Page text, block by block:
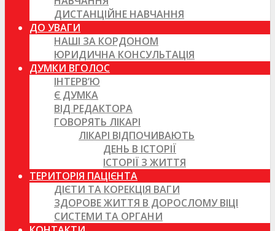
ДИСТАНЦІЙНЕ НАВЧАННЯ
ДО УВАГИ
НАШІ ЗА КОРДОНОМ
ЮРИДИЧНА КОНСУЛЬТАЦІЯ
ДУМКИ ВГОЛОС
ІНТЕРВ’Ю
Є ДУМКА
ВІД РЕДАКТОРА
ГОВОРЯТЬ ЛІКАРІ
ЛІКАРІ ВІДПОЧИВАЮТЬ
ДЕНЬ В ІСТОРІЇ
ІСТОРІЇ З ЖИТТЯ
ТЕРИТОРІЯ ПАЦІЄНТА
ДІЄТИ ТА КОРЕКЦІЯ ВАГИ
ЗДОРОВЕ ЖИТТЯ В ДОРОСЛОМУ ВІЦІ
СИСТЕМИ ТА ОРГАНИ